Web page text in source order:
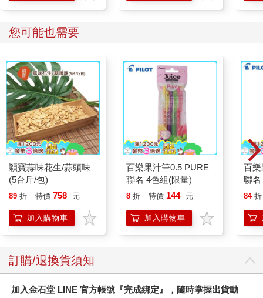
您可能也需要
穎寶蒜味花生/蒜頭味
(5台斤/包)
89 折 特價 758 元
加入購物車
百樂果汁筆0.5 PURE
聯名 4色組(限量)
8 折 特價 144 元
加入購物車
百
聯
84 折
訂購/退換貨須知
加入金石堂 LINE 官方帳號『完成綁定』，隨時掌握出貨動